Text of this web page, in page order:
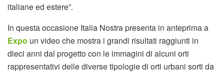
italiane ed estere”.
In questa occasione Italia Nostra presenta in anteprima a
Expo un video che mostra i grandi risultati raggiunti in
dieci anni dal progetto con le immagini di alcuni orti
rappresentativi delle diverse tipologie di orti urbani sorti da